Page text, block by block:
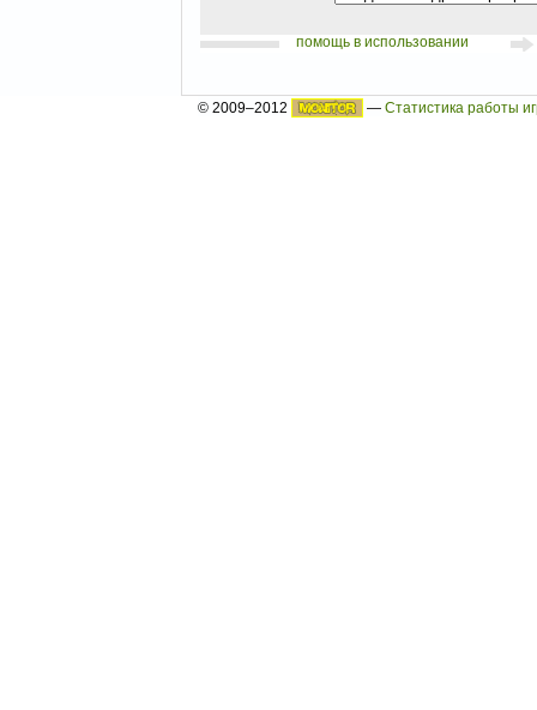
помощь в использовании
© 2009–2012 — Статистика работы